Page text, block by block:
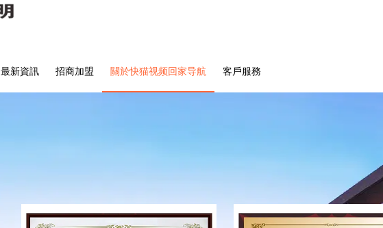
最新資訊 招商加盟 關於快猫视频回家导航 客戶服務